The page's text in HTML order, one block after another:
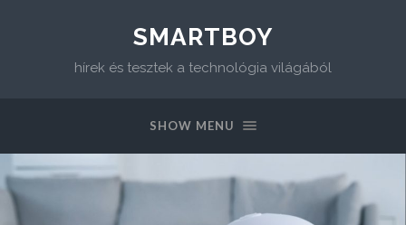
SMARTBOY
hírek és tesztek a technológia világából
SHOW MENU